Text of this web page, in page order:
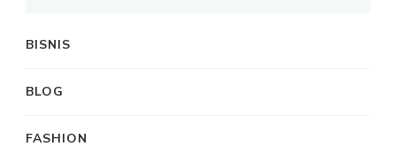
BISNIS
BLOG
FASHION